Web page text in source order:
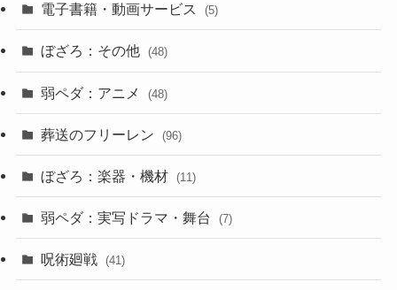
電子書籍・動画サービス (5)
ぼざろ：その他 (48)
弱ペダ：アニメ (48)
葬送のフリーレン (96)
ぼざろ：楽器・機材 (11)
弱ペダ：実写ドラマ・舞台 (7)
呪術廻戦 (41)